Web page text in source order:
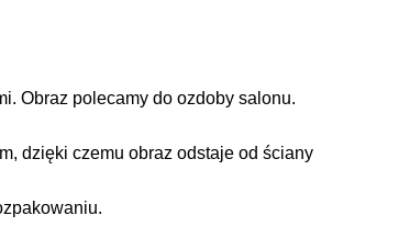
Obraz polecamy do ozdoby salonu.
dzięki czemu obraz odstaje od ściany